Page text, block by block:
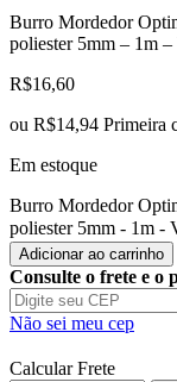
Burro Mordedor
poliester 5mm – 1m
R$16,60
ou R$14,94 Primeira
Em estoque
Burro Mordedor
poliester 5mm - 1m -
Adicionar ao carrinho
Consulte o frete e o
Não sei meu cep
Calcular Frete